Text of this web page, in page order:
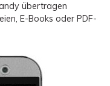
übertragen
E-Books oder PDF-